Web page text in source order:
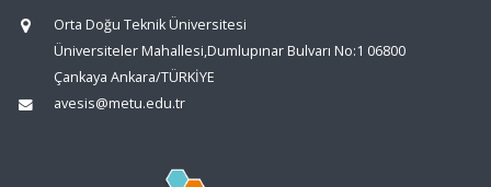
Orta Doğu Teknik Üniversitesi
Üniversiteler Mahallesi,Dumlupınar Bulvarı No:1 06800
Çankaya Ankara/TÜRKİYE
avesis@metu.edu.tr